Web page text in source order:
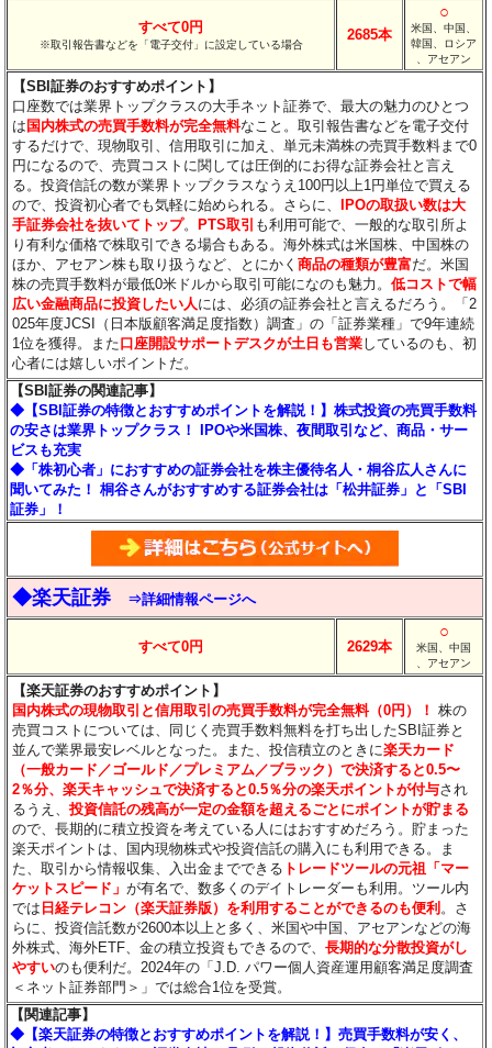
すべて0円
※取引報告書などを「電子交付」に設定している場合
2685本
○
米国、中国、
韓国、ロシア
、アセアン
【SBI証券のおすすめポイント】
口座数では業界トップクラスの大手ネット証券で、最大の魅力のひとつ
は 国内株式の売買手数料が完全無料なこと。取引報告書などを電子交付
するだけで、現物取引、信用取引に加え、単元未満株の売買手数料まで0
円になるので、売買コストに関しては圧倒的にお得な証券会社と言え
る。投資信託の数が業界トップクラスなうえ100円以上1円単位で買える
ので、投資初心者でも気軽に始められる。さらに、
IPOの取扱い数は大
手証券会社を抜いてトップ。 PTS取引 も利用可能で、一般的な取引所よ
り有利な価格で株取引できる場合もある。海外株式は米国株、中国株の
ほか、アセアン株も取り扱うなど、とにかく商品の種類が豊富だ。米国
株の売買手数料が最低0米ドルから取引可能になのも魅力。低コストで幅
広い金融商品に投資したい人 には、必須の証券会社と言えるだろう。「2
025年度JCSI（日本版顧客満足度指数）調査」の「証券業種」で9年連続
1位を獲得。また口座開設サポートデスクが土日も営業しているのも、初
心者には嬉しいポイントだ。
【SBI証券の関連記事】
◆【SBI証券の特徴とおすすめポイントを解説！】株式投資の売買手数料
の安さは業界トップクラス！ IPOや米国株、夜間取引など、商品・サー
ビスも充実
◆「株初心者」におすすめの証券会社を株主優待名人・桐谷広人さんに
聞いてみた！ 桐谷さんがおすすめする証券会社は「松井証券」と「SBI
証券」！
◆楽天証券 ⇒詳細情報ページへ
すべて0円 2629本
○
米国、中国
、アセアン
【楽天証券のおすすめポイント】
国内株式の現物取引と信用取引の売買手数料が完全無料（0円）！ 株の
売買コストについては、同じく売買手数料無料を打ち出したSBI証券と
並んで業界最安レベルとなった。また、投信積立のときに楽天カード
（一般カード／ゴールド／プレミアム／ブラック）で決済すると0.5〜
2％分、楽天キャッシュで決済すると0.5％分の楽天ポイントが付与され
るうえ、投資信託の残高が一定の金額を超えるごとにポイントが貯まる
ので、長期的に積立投資を考えている人にはおすすめだろう。貯まった
楽天ポイントは、国内現物株式や投資信託の購入にも利用できる。ま
た、取引から情報収集、入出金までできる トレードツールの元祖「マー
ケットスピード」が有名で、数多くのデイトレーダーも利用。ツール内
では 日経テレコン（楽天証券版）を利用することができるのも便利 。さ
らに、投資信託数が2600本以上と多く、米国や中国、アセアンなどの海
外株式、海外ETF、金の積立投資もできるので、長期的な分散投資がし
やすいのも便利だ。2024年の「J.D. パワー個人資産運用顧客満足度調査
＜ネット証券部門＞」では総合1位を受賞。
【関連記事】
◆【楽天証券の特徴とおすすめポイントを解説！】売買手数料が安く、